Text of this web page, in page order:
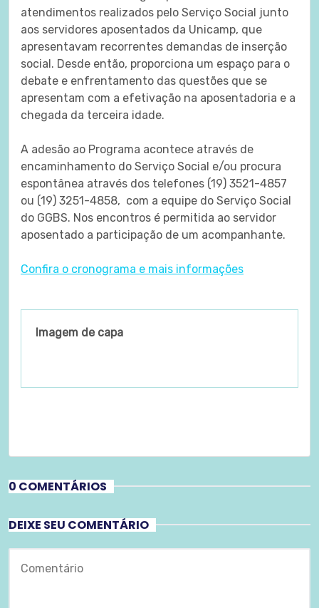
atendimentos realizados pelo Serviço Social junto
aos servidores aposentados da Unicamp, que
apresentavam recorrentes demandas de inserção
social. Desde então, proporciona um espaço para o
debate e enfrentamento das questões que se
apresentam com a efetivação na aposentadoria e a
chegada da terceira idade.
A adesão ao Programa acontece através de
encaminhamento do Serviço Social e/ou procura
espontânea através dos telefones (19) 3521-4857
ou (19) 3251-4858, com a equipe do Serviço Social
do GGBS. Nos encontros é permitida ao servidor
aposentado a participação de um acompanhante.
Confira o cronograma e mais informações
Imagem de capa
0 COMENTÁRIOS
DEIXE SEU COMENTÁRIO